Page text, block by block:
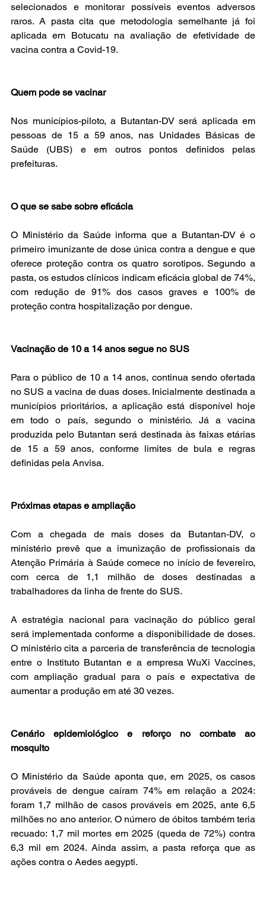
selecionados e monitorar possíveis eventos adversos
raros. A pasta cita que metodologia semelhante já foi
aplicada em Botucatu na avaliação de efetividade de
vacina contra a Covid-19.
Quem pode se vacinar
Nos municípios-piloto, a Butantan-DV será aplicada em
pessoas de 15 a 59 anos, nas Unidades Básicas de
Saúde (UBS) e em outros pontos definidos pelas
prefeituras.
O que se sabe sobre eficácia
O Ministério da Saúde informa que a Butantan-DV é o
primeiro imunizante de dose única contra a dengue e que
oferece proteção contra os quatro sorotipos. Segundo a
pasta, os estudos clínicos indicam eficácia global de 74%,
com redução de 91% dos casos graves e 100% de
proteção contra hospitalização por dengue.
Vacinação de 10 a 14 anos segue no SUS
Para o público de 10 a 14 anos, continua sendo ofertada
no SUS a vacina de duas doses. Inicialmente destinada a
municípios prioritários, a aplicação está disponível hoje
em todo o país, segundo o ministério. Já a vacina
produzida pelo Butantan será destinada às faixas etárias
de 15 a 59 anos, conforme limites de bula e regras
definidas pela Anvisa.
Próximas etapas e ampliação
Com a chegada de mais doses da Butantan-DV, o
ministério prevê que a imunização de profissionais da
Atenção Primária à Saúde comece no início de fevereiro,
com cerca de 1,1 milhão de doses destinadas a
trabalhadores da linha de frente do SUS.
A estratégia nacional para vacinação do público geral
será implementada conforme a disponibilidade de doses.
O ministério cita a parceria de transferência de tecnologia
entre o Instituto Butantan e a empresa WuXi Vaccines,
com ampliação gradual para o país e expectativa de
aumentar a produção em até 30 vezes.
Cenário epidemiológico e reforço no combate ao
mosquito
O Ministério da Saúde aponta que, em 2025, os casos
prováveis de dengue caíram 74% em relação a 2024:
foram 1,7 milhão de casos prováveis em 2025, ante 6,5
milhões no ano anterior. O número de óbitos também teria
recuado: 1,7 mil mortes em 2025 (queda de 72%) contra
6,3 mil em 2024. Ainda assim, a pasta reforça que as
ações contra o Aedes aegypti.